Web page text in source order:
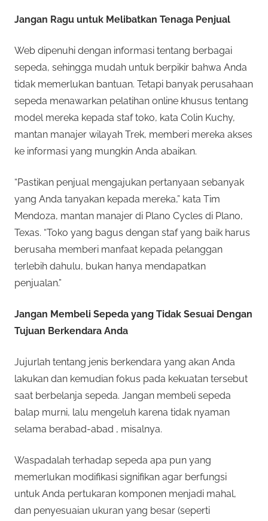
Jangan Ragu untuk Melibatkan Tenaga Penjual
Web dipenuhi dengan informasi tentang berbagai
sepeda, sehingga mudah untuk berpikir bahwa Anda
tidak memerlukan bantuan. Tetapi banyak perusahaan
sepeda menawarkan pelatihan online khusus tentang
model mereka kepada staf toko, kata Colin Kuchy,
mantan manajer wilayah Trek, memberi mereka akses
ke informasi yang mungkin Anda abaikan.
“Pastikan penjual mengajukan pertanyaan sebanyak
yang Anda tanyakan kepada mereka,” kata Tim
Mendoza, mantan manajer di Plano Cycles di Plano,
Texas. “Toko yang bagus dengan staf yang baik harus
berusaha memberi manfaat kepada pelanggan
terlebih dahulu, bukan hanya mendapatkan
penjualan.”
Jangan Membeli Sepeda yang Tidak Sesuai Dengan
Tujuan Berkendara Anda
Jujurlah tentang jenis berkendara yang akan Anda
lakukan dan kemudian fokus pada kekuatan tersebut
saat berbelanja sepeda. Jangan membeli sepeda
balap murni, lalu mengeluh karena tidak nyaman
selama berabad-abad , misalnya.
Waspadalah terhadap sepeda apa pun yang
memerlukan modifikasi signifikan agar berfungsi
untuk Anda pertukaran komponen menjadi mahal,
dan penyesuaian ukuran yang besar (seperti